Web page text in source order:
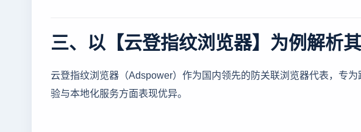
三、以【云登指纹浏览器】为例解析
云登指纹浏览器（Adspower）作为国内领先的防关联浏览器代表，专
验与本地化服务方面表现优异。